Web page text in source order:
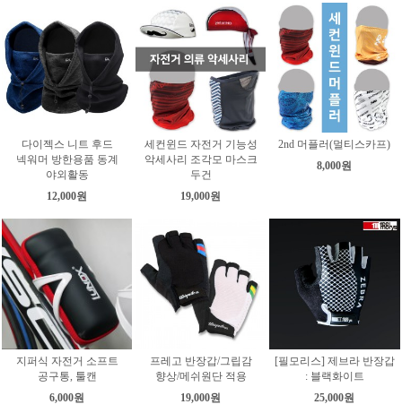
다이젝스 니트 후드
넥워머 방한용품 동계
야외활동
12,000원
세컨윈드 자전거 기능성
악세사리 조각모 마스크
두건
19,000원
2nd 머플러(멀티스카프)
8,000원
지퍼식 자전거 소프트
공구통, 툴캔
6,000원
프레고 반장갑/그립감
향상/메쉬원단 적용
19,000원
[필모리스] 제브라 반장갑
: 블랙화이트
25,000원